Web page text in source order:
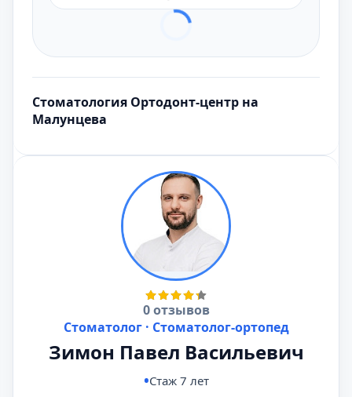
Стоматология Ортодонт-центр на
Малунцева
0 отзывов
Стоматолог · Стоматолог-ортопед
Зимон Павел Васильевич
Стаж 7 лет